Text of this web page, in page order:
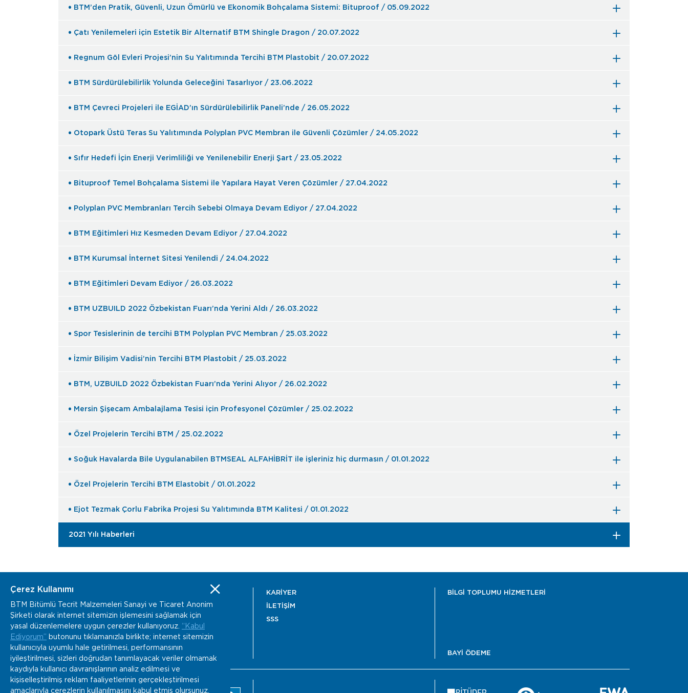
BTM’den Pratik, Güvenli, Uzun Ömürlü ve Ekonomik Bohçalama Sistemi: Bituproof / 05.09.2022
Çatı Yenilemeleri için Estetik Bir Alternatif BTM Shingle Dragon / 20.07.2022
Regnum Göl Evleri Projesi’nin Su Yalıtımında Tercihi BTM Plastobit / 20.07.2022
BTM Sürdürülebilirlik Yolunda Geleceğini Tasarlıyor / 23.06.2022
BTM Çevreci Projeleri ile EGİAD’ın Sürdürülebilirlik Paneli’nde / 26.05.2022
Otopark Üstü Teras Su Yalıtımında Polyplan PVC Membran ile Güvenli Çözümler / 24.05.2022
Sıfır Hedefi İçin Enerji Verimliliği ve Yenilenebilir Enerji Şart / 23.05.2022
Bituproof Temel Bohçalama Sistemi ile Yapılara Hayat Veren Çözümler / 27.04.2022
Polyplan PVC Membranları Tercih Sebebi Olmaya Devam Ediyor / 27.04.2022
BTM Eğitimleri Hız Kesmeden Devam Ediyor / 27.04.2022
BTM Kurumsal İnternet Sitesi Yenilendi / 24.04.2022
BTM Eğitimleri Devam Ediyor / 26.03.2022
BTM UZBUILD 2022 Özbekistan Fuarı’nda Yerini Aldı / 26.03.2022
Spor Tesislerinin de tercihi BTM Polyplan PVC Membran / 25.03.2022
İzmir Bilişim Vadisi’nin Tercihi BTM Plastobit / 25.03.2022
BTM, UZBUILD 2022 Özbekistan Fuarı’nda Yerini Alıyor / 26.02.2022
Mersin Şişecam Ambalajlama Tesisi için Profesyonel Çözümler / 25.02.2022
Özel Projelerin Tercihi BTM / 25.02.2022
Soğuk Havalarda Bile Uygulanabilen BTMSEAL ALFAHİBRİT ile işleriniz hiç durmasın / 01.01.2022
Özel Projelerin Tercihi BTM Elastobit / 01.01.2022
Ejot Tezmak Çorlu Fabrika Projesi Su Yalıtımında BTM Kalitesi / 01.01.2022
2021 Yılı Haberleri
www.btm.co
info@btm.co
+90 232 877 04 02
Kemalpaşa Organize Sanayi Bölgesi Gazi Bulvarı
No:152 Kemalpaşa, İzmir / Türkiye
KARİYER
İLETİŞİM
SSS
BİLGİ TOPLUMU HİZMETLERİ
BAYİ ÖDEME
Çerez Kullanımı
BTM Bitümlü Tecrit Malzemeleri Sanayi ve Ticaret Anonim
Şirketi olarak internet sitemizin işlemesini sağlamak için
yasal düzenlemelere uygun çerezler kullanıyoruz. “Kabul
Ediyorum” butonunu tıklamanızla birlikte; internet sitemizin
kullanıcıyla uyumlu hale getirilmesi, performansının
iyileştirilmesi, sizleri doğrudan tanımlayacak veriler olmamak
kaydıyla kullanıcı davranışlarının analiz edilmesi ve
kişiselleştirilmiş reklam faaliyetlerinin gerçekleştirilmesi
amaçlarıyla çerezlerin kullanılmasını kabul etmiş olursunuz.